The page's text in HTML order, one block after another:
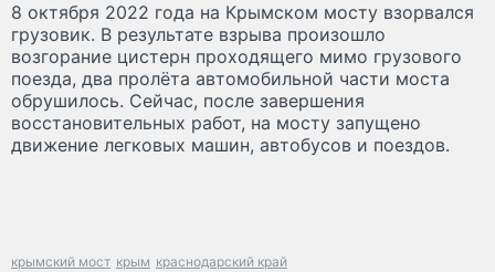
8 октября 2022 года на Крымском мосту взорвался
грузовик. В результате взрыва произошло
возгорание цистерн проходящего мимо грузового
поезда, два пролёта автомобильной части моста
обрушилось. Сейчас, после завершения
восстановительных работ, на мосту запущено
движение легковых машин, автобусов и поездов.
крымский мост крым краснодарский край